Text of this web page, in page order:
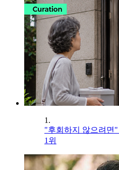
1.
"후회하지 않으려면
1위